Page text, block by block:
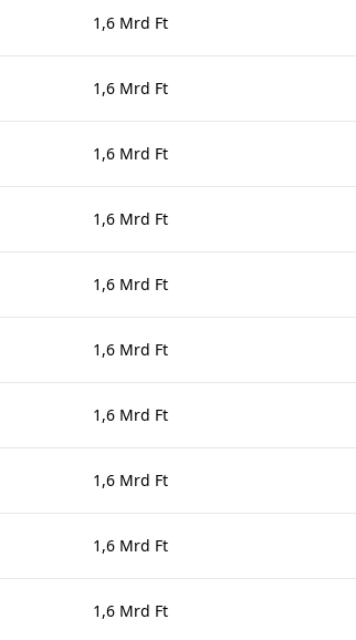
1,6 Mrd Ft
1,6 Mrd Ft
1,6 Mrd Ft
1,6 Mrd Ft
1,6 Mrd Ft
1,6 Mrd Ft
1,6 Mrd Ft
1,6 Mrd Ft
1,6 Mrd Ft
1,6 Mrd Ft